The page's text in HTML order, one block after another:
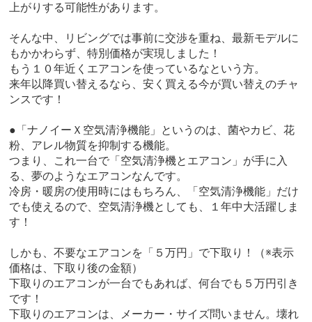
上がりする可能性があります。
そんな中、リビングでは事前に交渉を重ね、最新モデルに
もかかわらず、特別価格が実現しました！
もう１０年近くエアコンを使っているなという方。
来年以降買い替えるなら、安く買える今が買い替えのチャ
ンスです！
●「ナノイーＸ空気清浄機能」というのは、菌やカビ、花
粉、アレル物質を抑制する機能。
つまり、これ一台で「空気清浄機とエアコン」が手に入
る、夢のようなエアコンなんです。
冷房・暖房の使用時にはもちろん、「空気清浄機能」だけ
でも使えるので、空気清浄機としても、１年中大活躍しま
す！
しかも、不要なエアコンを「５万円」で下取り！（※表示
価格は、下取り後の金額）
下取りのエアコンが一台でもあれば、何台でも５万円引き
です！
下取りのエアコンは、メーカー・サイズ問いません。壊れ